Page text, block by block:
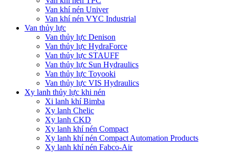
Van khí nén Univer
Van khí nén VYC Industrial
Van thủy lực
Van thủy lực Denison
Van thủy lực HydraForce
Van thủy lực STAUFF
Van thủy lực Sun Hydraulics
Van thủy lực Toyooki
Van thủy lực VIS Hydraulics
Xy lanh thủy lực khi nén
Xi lanh khí Bimba
Xy lanh Chelic
Xy lanh CKD
Xy lanh khí nén Compact
Xy lanh khí nén Compact Automation Products
Xy lanh khí nén Fabco-Air